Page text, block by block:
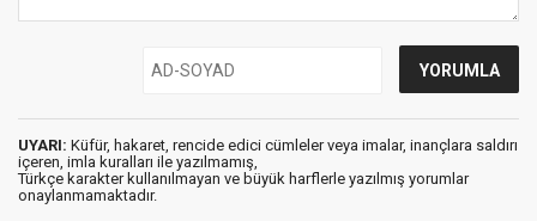
UYARI: Küfür, hakaret, rencide edici cümleler veya imalar, inançlara saldırı
içeren, imla kuralları ile yazılmamış,
Türkçe karakter kullanılmayan ve büyük harflerle yazılmış yorumlar
onaylanmamaktadır.